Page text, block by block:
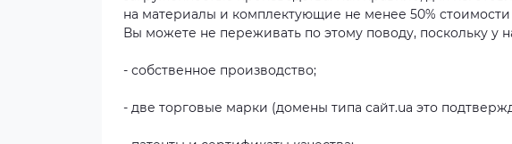
на материалы и комплектующие не менее 50%
Вы можете не переживать по этому поводу, поскольку у
- собственное производство;
- две торговые марки (домены типа сайт.ua это